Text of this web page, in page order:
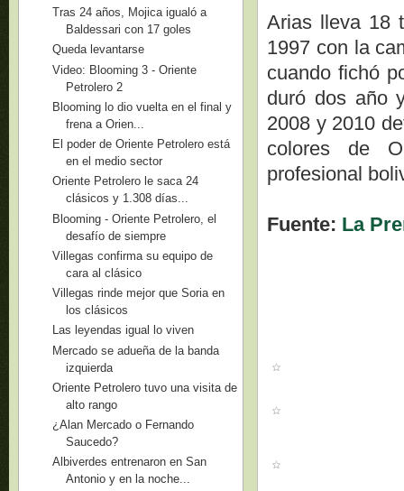
Arias lleva 18
1997 con la
cuando fichó
duró dos año
2008 y 2010
colores de
profesional
Fuente: La
Tras 24 años, Mojica igualó a
Baldessari con 17 goles
Queda levantarse
Video: Blooming 3 - Oriente
Petrolero 2
Blooming lo dio vuelta en el final y
frena a Orien...
El poder de Oriente Petrolero está
en el medio sector
Oriente Petrolero le saca 24
clásicos y 1.308 días...
Blooming - Oriente Petrolero, el
desafío de siempre
Villegas confirma su equipo de
cara al clásico
Villegas rinde mejor que Soria en
los clásicos
Las leyendas igual lo viven
Mercado se adueña de la banda
izquierda
Oriente Petrolero tuvo una visita de
alto rango
¿Alan Mercado o Fernando
Saucedo?
Albiverdes entrenaron en San
Antonio y en la noche...